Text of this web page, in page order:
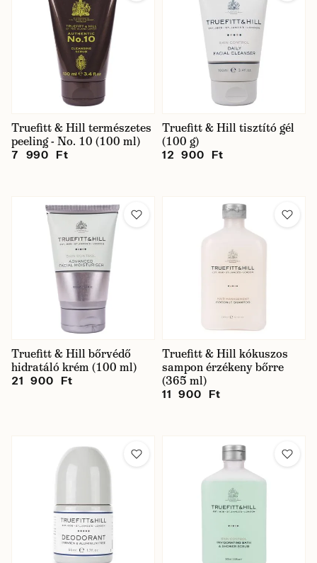
Truefitt & Hill természetes
peeling - No. 10 (100 ml)
7 990 Ft
Truefitt & Hill tisztító gél
(100 g)
12 900 Ft
Truefitt & Hill bőrvédő
hidratáló krém (100 ml)
21 900 Ft
Truefitt & Hill kókuszos
sampon érzékeny bőrre
(365 ml)
11 900 Ft